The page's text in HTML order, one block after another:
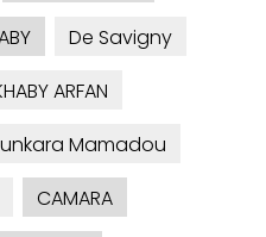
De Savigny
ARFAN
Mamadou
CAMARA